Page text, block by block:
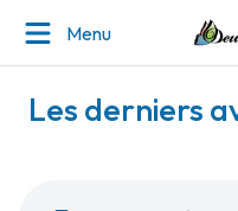
Menu
Les derniers